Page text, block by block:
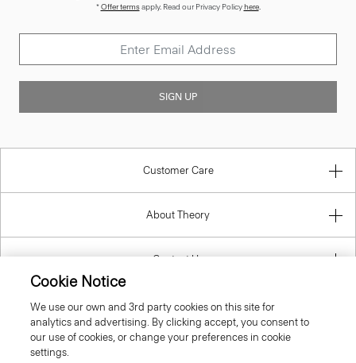
*Offer termsapply. Read our Privacy Policyhere.
SIGN UP
Customer Care
About Theory
Contact Us
Information
Cookie Notice
We use our own and 3rd party cookies on this site for
analytics and advertising. By clicking accept, you consent to
our use of cookies, or change your preferences in cookie
settings.